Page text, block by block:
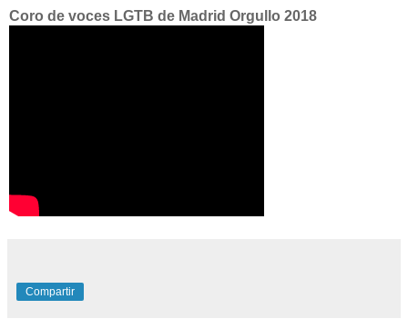
Coro de voces LGTB de Madrid Orgullo 2018
Compartir